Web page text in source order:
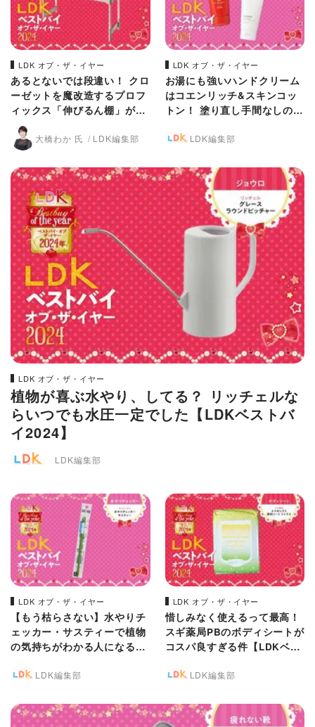
LDK オブ・ザ・イヤー
あるとないでは段違い！ クロ
ーゼットを魔改造するプロフ
ィックス「伸びるん棚」がす
ごい【LDKベストバイ202
4】
大橋わか 氏 LDK編集部
LDK オブ・ザ・イヤー
お湯にも強いハンドクリーム
はコエンリッチ&スキンコッ
トン！ 塗り直し手間なしの実
24】 LDK編集部
LDK オブ・ザ・イヤー
植物が喜ぶ水やり、してる？ リッチェルな
らいつでも水圧一定でした【LDKベストバ
イ2024】
LDK編集部
LDK オブ・ザ・イヤー
【もう枯らさない】水やりチ
ェッカー・サスティーで植物
の気持ちがわかる人になる！
LDK編集部
LDK オブ・ザ・イヤー
惜しみなく使えるって最高！
スギ薬局PBのボディシートが
コスパ良すぎる件【LDKベス
LDK編集部